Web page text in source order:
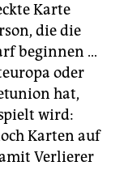
Karte
die die
beginnen …
oder
hat,
wird:
Karten auf
Verlierer